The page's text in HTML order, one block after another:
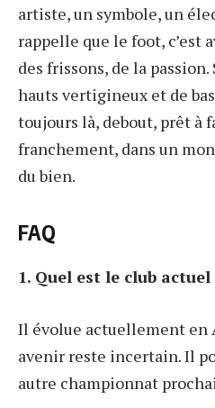
artiste, un symbole, un
rappelle que le foot, c’est
des frissons, de la
hauts vertigineux et de
toujours là, debout, prêt à
franchement, dans un
du bien.
FAQ
1. Quel est le club
Il évolue actuellement en
avenir reste incertain. Il
autre championnat